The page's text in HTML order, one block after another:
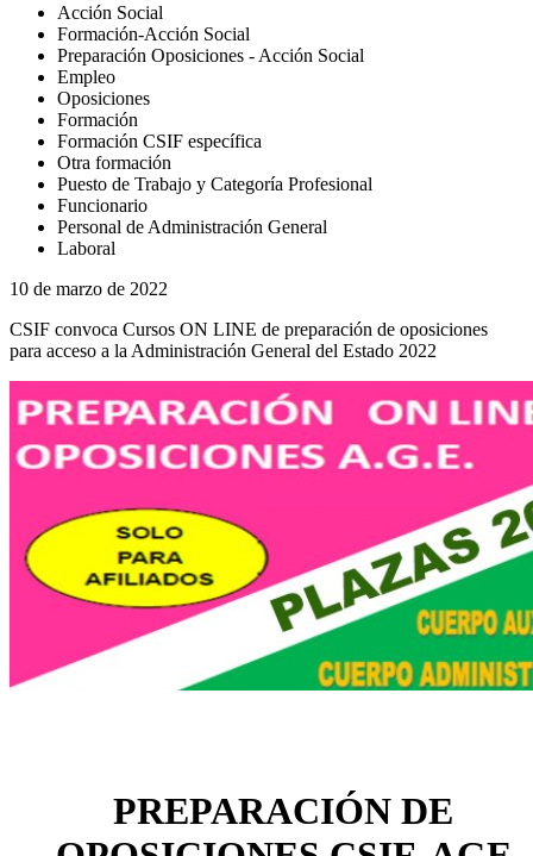
Acción Social
Formación-Acción Social
Preparación Oposiciones - Acción Social
Empleo
Oposiciones
Formación
Formación CSIF específica
Otra formación
Puesto de Trabajo y Categoría Profesional
Funcionario
Personal de Administración General
Laboral
10 de marzo de 2022
CSIF convoca Cursos ON LINE de preparación de oposiciones
para acceso a la Administración General del Estado 2022
PREPARACIÓN DE